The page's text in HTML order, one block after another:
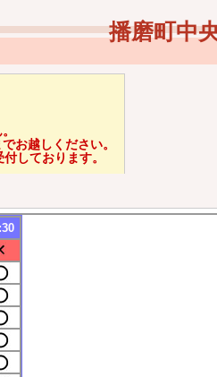
播磨町中
お越しください。
しております。